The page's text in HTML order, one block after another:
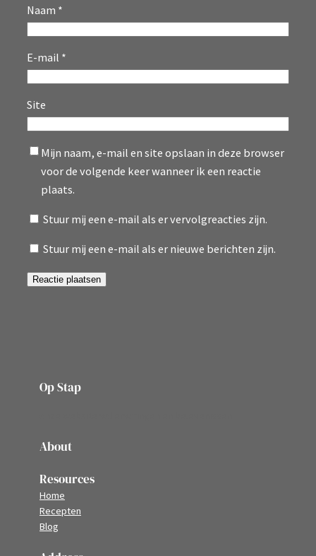
Naam *
E-mail *
Site
Mijn naam, e-mail en site opslaan in deze browser
voor de volgende keer wanneer ik een reactie
plaats.
Stuur mij een e-mail als er vervolgreacties zijn.
Stuur mij een e-mail als er nieuwe berichten zijn.
Op Stap
About
Resources
Home
Recepten
Blog